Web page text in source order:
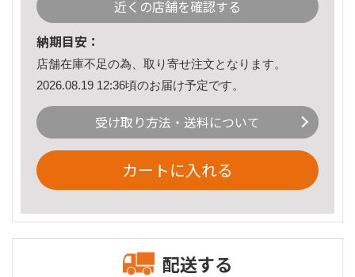
近くの店舗を確認する
納期目安：
店舗在庫不足の為、取り寄せ注文となります。
2026.08.19 12:36頃のお届け予定です。
受け取り方法・送料について
カートに入れる
配送する